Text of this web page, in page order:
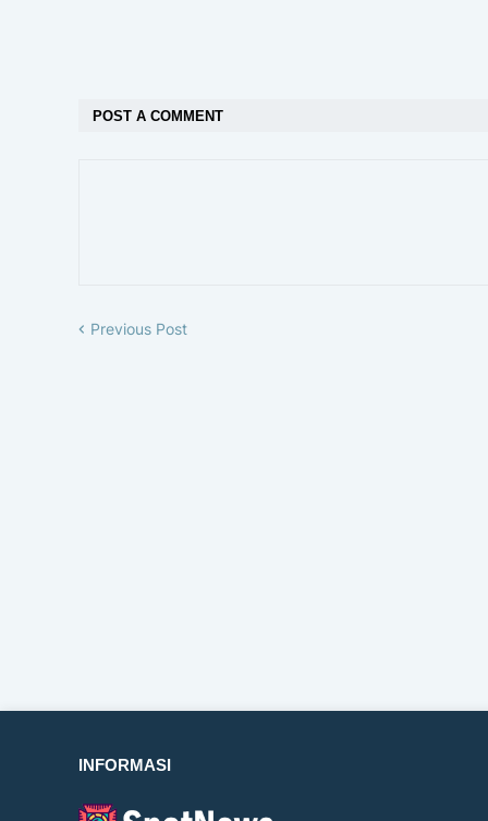
POST A COMMENT
Previous Post
INFORMASI